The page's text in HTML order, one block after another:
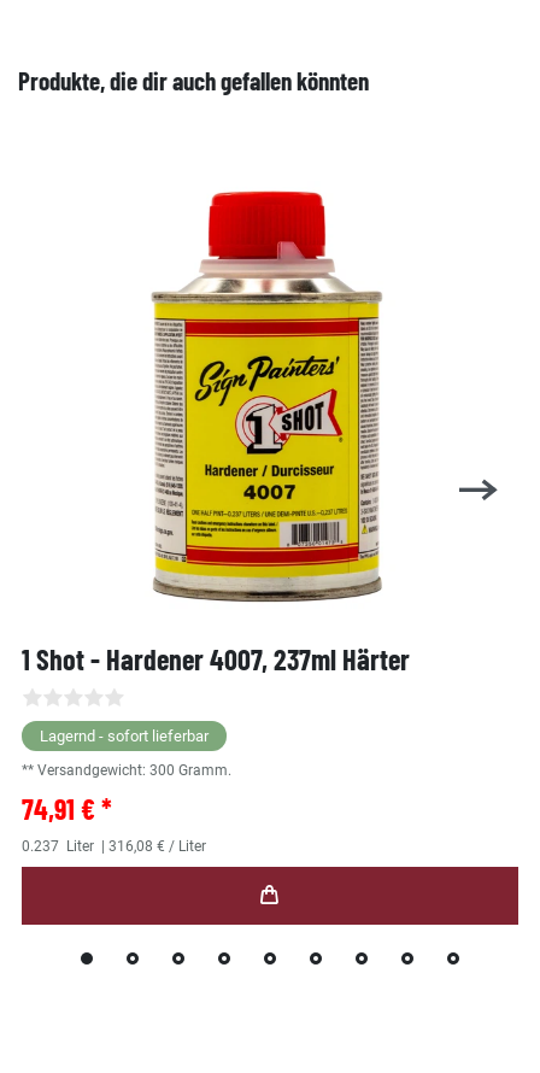
Produkte, die dir auch gefallen könnten
1 Shot - Hardener 4007, 237ml Härter
Lagernd - sofort lieferbar
** Versandgewicht: 300 Gramm.
74,91 € *
0.237 Liter | 316,08 € / Liter